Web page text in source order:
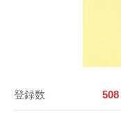
登録数 508